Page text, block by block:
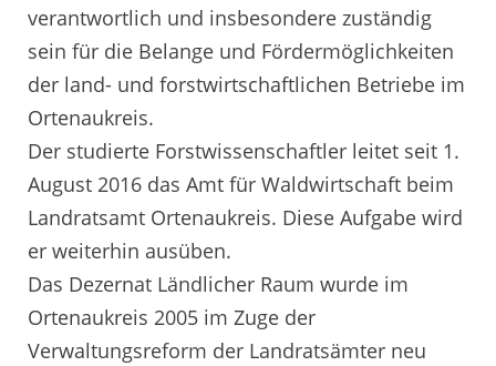
verantwortlich und insbesondere zuständig
sein für die Belange und Fördermöglichkeiten
der land- und forstwirtschaftlichen Betriebe im
Ortenaukreis.
Der studierte Forstwissenschaftler leitet seit 1.
August 2016 das Amt für Waldwirtschaft beim
Landratsamt Ortenaukreis. Diese Aufgabe wird
er weiterhin ausüben.
Das Dezernat Ländlicher Raum wurde im
Ortenaukreis 2005 im Zuge der
Verwaltungsreform der Landratsämter neu